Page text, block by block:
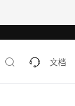
文档